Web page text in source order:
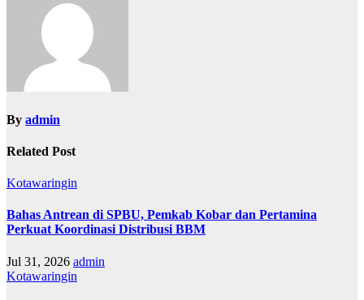
By admin
Related Post
Kotawaringin
Bahas Antrean di SPBU, Pemkab Kobar dan Pertamina
Perkuat Koordinasi Distribusi BBM
Jul 31, 2026 admin
Kotawaringin